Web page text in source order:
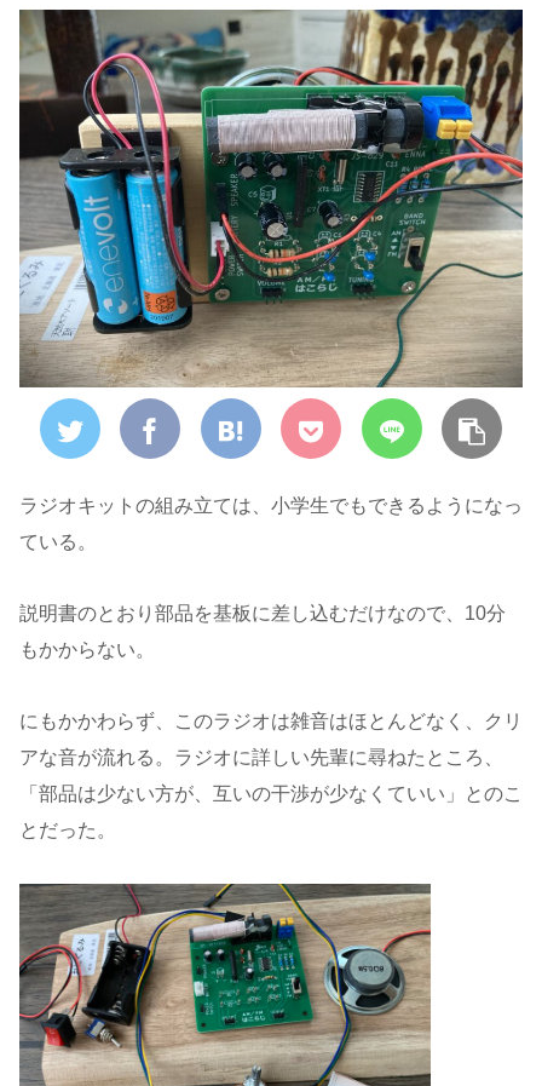
ラジオキットの組み立ては、小学生でもできるようになっ
ている。
説明書のとおり部品を基板に差し込むだけなので、10分
もかからない。
にもかかわらず、このラジオは雑音はほとんどなく、クリ
アな音が流れる。ラジオに詳しい先輩に尋ねたところ、
「部品は少ない方が、互いの干渉が少なくていい」とのこ
とだった。